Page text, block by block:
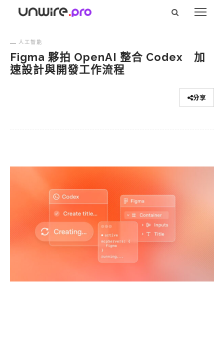
人工智能
Figma 夥拍 OpenAI 整合 Codex 加
速設計與開發工作流程
分享